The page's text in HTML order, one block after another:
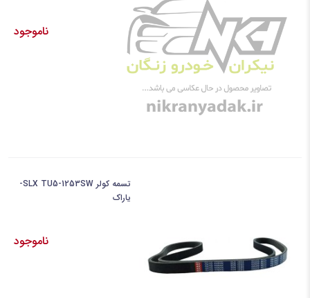
ناموجود
تسمه کولر SLX TU5-1253SW-
یاراک
ناموجود